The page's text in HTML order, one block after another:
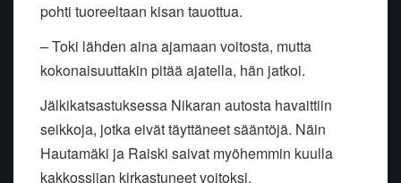
pohti tuoreeltaan kisan tauottua.
– Toki lähden aina ajamaan voitosta, mutta
kokonaisuuttakin pitää ajatella, hän jatkoi.
Jälkikatsastuksessa Nikaran autosta havaittiin
seikkoja, jotka eivät täyttäneet sääntöjä. Näin
Hautamäki ja Raiski saivat myöhemmin kuulla
kakkossijan kirkastuneet voitoksi.